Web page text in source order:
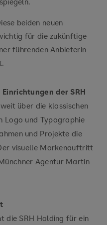
beiden neuen
für die zukünftige
führenden Anbieterin
der SRH
über die klassischen
Logo und Typographie
und Projekte die
visuelle Markenauftritt
Agentur Martin
die SRH Holding für ein